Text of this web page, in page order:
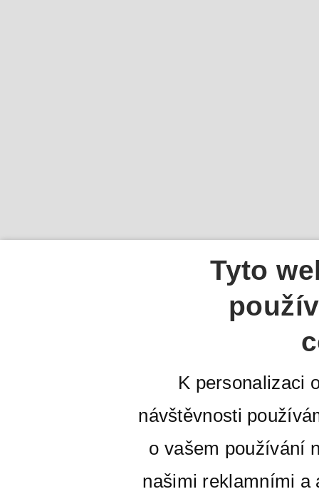
Tyto
K personalizaci
návštěvnosti
o vašem používání
našimi reklamními a